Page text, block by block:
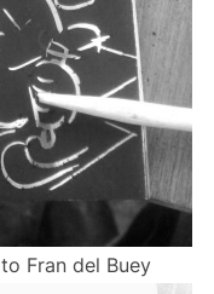
Fran del Buey